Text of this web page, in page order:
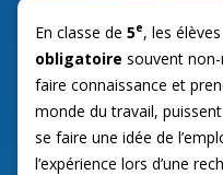
En classe de 5e, les
obligatoire souvent non-
faire connaissance et
monde du travail,
se faire une idée de
l’expérience lors d’une